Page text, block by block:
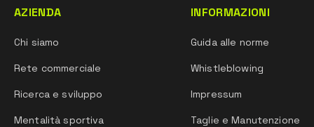
AZIENDA
Chi siamo
Rete commerciale
Ricerca e sviluppo
Mentalità sportiva
INFORMAZIONI
Guida alle norme
Whistleblowing
Impressum
Taglie e Manutenzione